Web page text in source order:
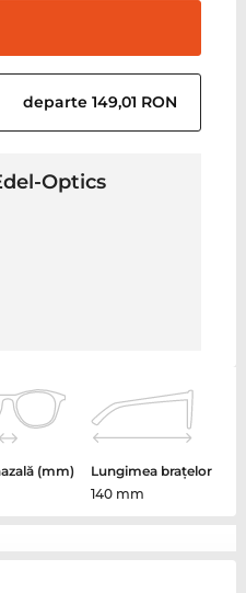
departe 149,01 RON
Optics
(mm)
Lungimea brațelor
140 mm